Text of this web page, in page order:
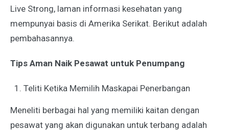
Live Strong, laman informasi kesehatan yang
mempunyai basis di Amerika Serikat. Berikut adalah
pembahasannya.
Tips Aman Naik Pesawat untuk Penumpang
Teliti Ketika Memilih Maskapai Penerbangan
Meneliti berbagai hal yang memiliki kaitan dengan
pesawat yang akan digunakan untuk terbang adalah